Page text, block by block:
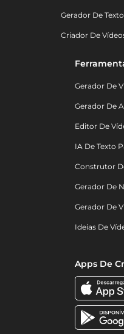
Gerador De
Criador De
Gerador De
Gerador De
Editor De
IA De Texto
Construtor
Gerador De
Gerador De
Ideias De
Apps De